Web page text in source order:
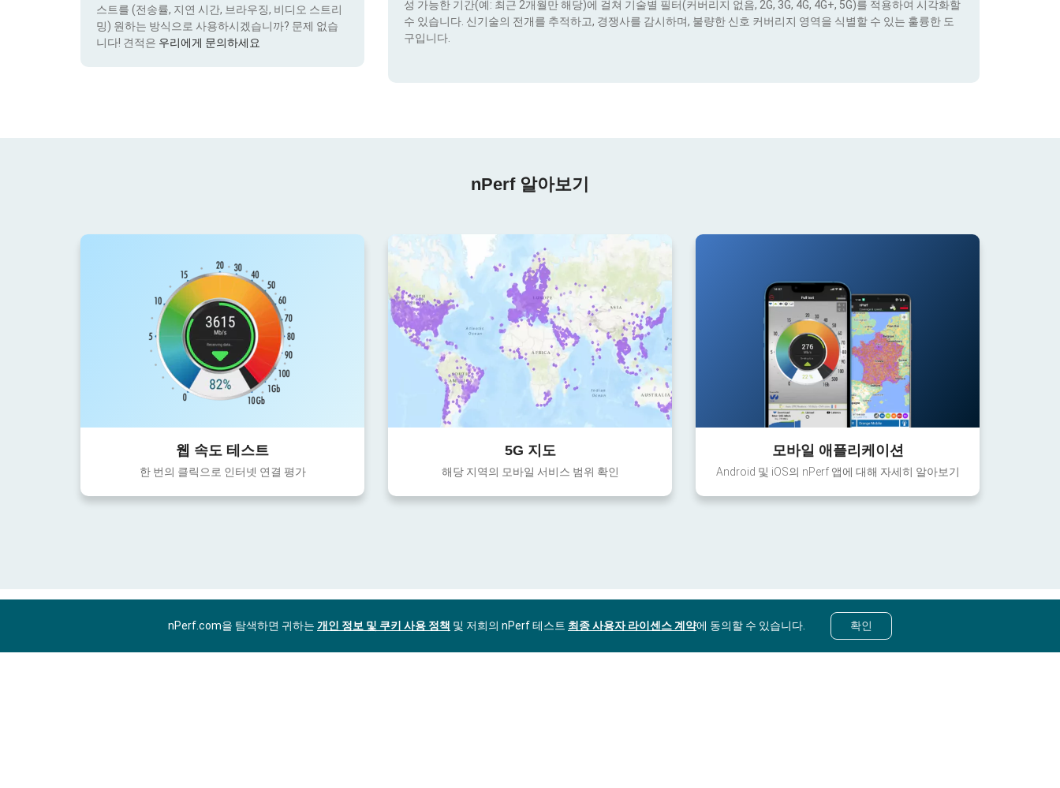
스트를 (전송률, 지연 시간, 브라우징, 비디오 스트리
밍) 원하는 방식으로 사용하시겠습니까? 문제 없습
니다! 견적은 우리에게 문의하세요
성 가능한 기간(예: 최근 2개월만 해당)에 걸쳐 기술별 필터(커버리지 없음, 2G, 3G, 4G, 4G+, 5G)를 적용하여 시각화할
수 있습니다. 신기술의 전개를 추적하고, 경쟁사를 감시하며, 불량한 신호 커버리지 영역을 식별할 수 있는 훌륭한 도
구입니다.
nPerf 알아보기
웹 속도 테스트
한 번의 클릭으로 인터넷 연결 평가
5G 지도
해당 지역의 모바일 서비스 범위 확인
모바일 애플리케이션
Android 및 iOS의 nPerf 앱에 대해 자세히 알아보기
nPerf.com을 탐색하면 귀하는 개인 정보 및 쿠키 사용 정책 및 저희의 nPerf 테스트 최종 사용자 라이센스 계약에 동의할 수 있습니다. 확인